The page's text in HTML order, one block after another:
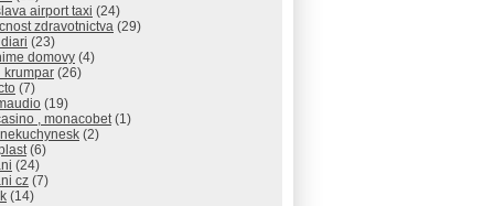
airport taxi (24)
zdravotnictva (29)
(23)
domovy (4)
krumpar (26)
(7)
(19)
, monacobet(1)
(2)
(6)
(24)
cz (7)
(14)